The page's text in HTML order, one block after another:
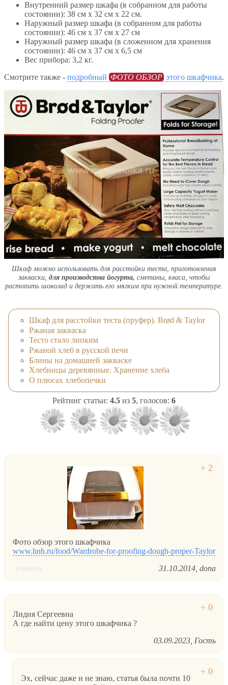
Внутренний размер шкафа (в собранном для работы
состоянии): 38 см х 32 см х 22 см.
Наружный размер шкафа (в собранном для работы
состоянии): 46 см х 37 см х 27 см
Наружный размер шкафа (в сложенном для хранения
состоянии): 46 см х 37 см х 6,5 см
Вес прибора: 3,2 кг.
Смотрите также - подробный ФОТО ОБЗОР этого шкафчика.
Шкаф можно использовать для расстойки теста, приготовления
закваски, для производства йогурта, сметаны, кваса, чтобы
растопить шоколад и держать его мягким при нужной температуре.
Шкаф для расстойки теста (пруфер). Brød & Taylor
Ржаная закваска
Тесто стало липким
Ржаной хлеб в русской печи
Блины на домашней закваске
Хлебницы деревянные. Хранение хлеба
О плюсах хлебопечки
Рейтинг статьи: 4.5 из 5, голосов: 6
Фото обзор этого шкафчика
www.hnh.ru/food/Wardrobe-for-proofing-dough-proper-Taylor
ответить 31.10.2014 dona
Лидия Сергеевна
А где найти цену этого шкафчика ?
03.09.2023 Гость
Эх, сейчас даже и не знаю, статья была почти 10